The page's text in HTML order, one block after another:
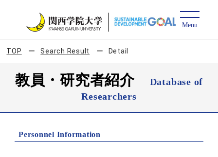
TOP Search Result Detail
教員・研究者紹介
Database of
Researchers
Personnel Information